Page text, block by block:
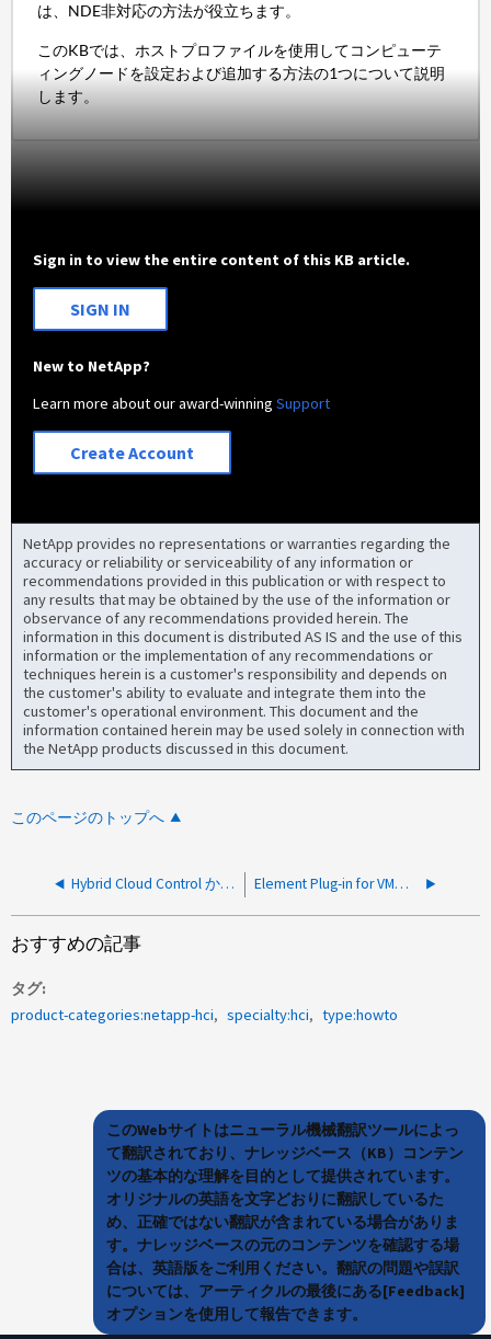
は、NDE非対応の方法が役立ちます。
このKBでは、ホストプロファイルを使用してコンピューテ
ィングノードを設定および追加する方法の1つについて説明
します。
Sign in to view the entire content of this KB article.
SIGN IN
New to NetApp?
Learn more about our award-winningSupport
Create Account
NetApp provides no representations or warranties regarding the
accuracy or reliability or serviceability of any information or
recommendations provided in this publication or with respect to
any results that may be obtained by the use of the information or
observance of any recommendations provided herein. The
information in this document is distributed AS IS and the use of this
information or the implementation of any recommendations or
techniques herein is a customer's responsibility and depends on
the customer's ability to evaluate and integrate them into the
customer's operational environment. This document and the
information contained herein may be used solely in connection with
the NetApp products discussed in this document.
このページのトップへ
Hybrid Cloud Control から複数のストレージクラスタを管理する方法 Element Plug-in for VMware vCenter Server を手動でインストールする方法
おすすめの記事
タグ
product-categories:netapp-hci
specialty:hci type:howto
このWebサイトはニューラル機械翻訳ツールによっ
て翻訳されており、ナレッジベース（KB）コンテン
ツの基本的な理解を目的として提供されています。
オリジナルの英語を文字どおりに翻訳しているた
め、正確ではない翻訳が含まれている場合がありま
す。ナレッジベースの元のコンテンツを確認する場
合は、英語版をご利用ください。翻訳の問題や誤訳
については、アーティクルの最後にある[Feedback]
オプションを使用して報告できます。